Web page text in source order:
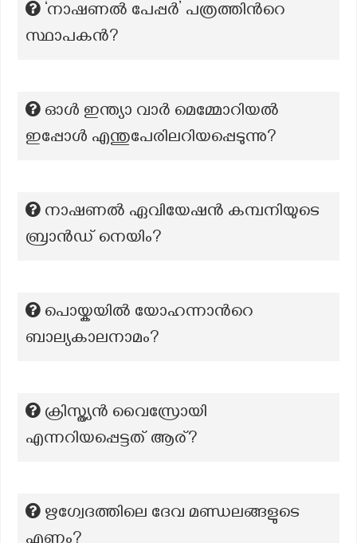
‘നാഷണൽ പേപ്പർ’ പത്രത്തിന്‍റെ
സ്ഥാപകന്‍?
ഓൾ ഇന്ത്യാ വാർ മെമ്മോറിയൽ
ഇപ്പോൾ എന്തുപേരിലറിയപ്പെടുന്നു?
നാഷണൽ ഏവിയേഷൻ കമ്പനിയുടെ
ബ്രാൻഡ് നെയിം?
പൊയ്കയിൽ യോഹന്നാന്‍റെ
ബാല്യകാലനാമം?
ക്രിസ്ത്യൻ വൈസ്രോയി
എന്നറിയപ്പെട്ടത് ആര്?
ഋഗ്വേദത്തിലെ ദേവ മണ്ഡലങ്ങളുടെ